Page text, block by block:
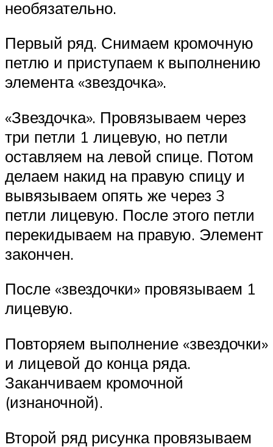
необязательно.
Первый ряд. Снимаем кромочную
петлю и приступаем к выполнению
элемента «звездочка».
«Звездочка». Провязываем через
три петли 1 лицевую, но петли
оставляем на левой спице. Потом
делаем накид на правую спицу и
вывязываем опять же через 3
петли лицевую. После этого петли
перекидываем на правую. Элемент
закончен.
После «звездочки» провязываем 1
лицевую.
Повторяем выполнение «звездочки»
и лицевой до конца ряда.
Заканчиваем кромочной
(изнаночной).
Второй ряд рисунка провязываем